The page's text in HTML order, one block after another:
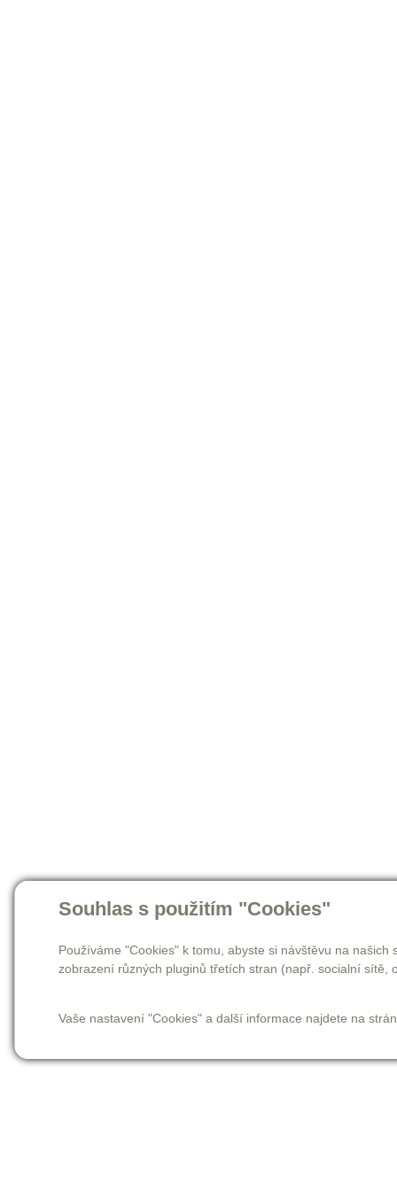
Souhlas s použitím "Cookies"
Používáme "Cookies" k tomu, abyste si návštěvu na
zobrazení různých pluginů třetích stran (např. socialní sítě,
Vaše nastavení "Cookies" a další informace najdete na